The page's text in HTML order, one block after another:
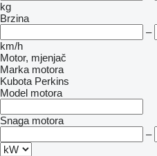
kg
Brzina
–
km/h
Motor, mjenjač
Marka motora
Kubota Perkins
Model motora
Snaga motora
–